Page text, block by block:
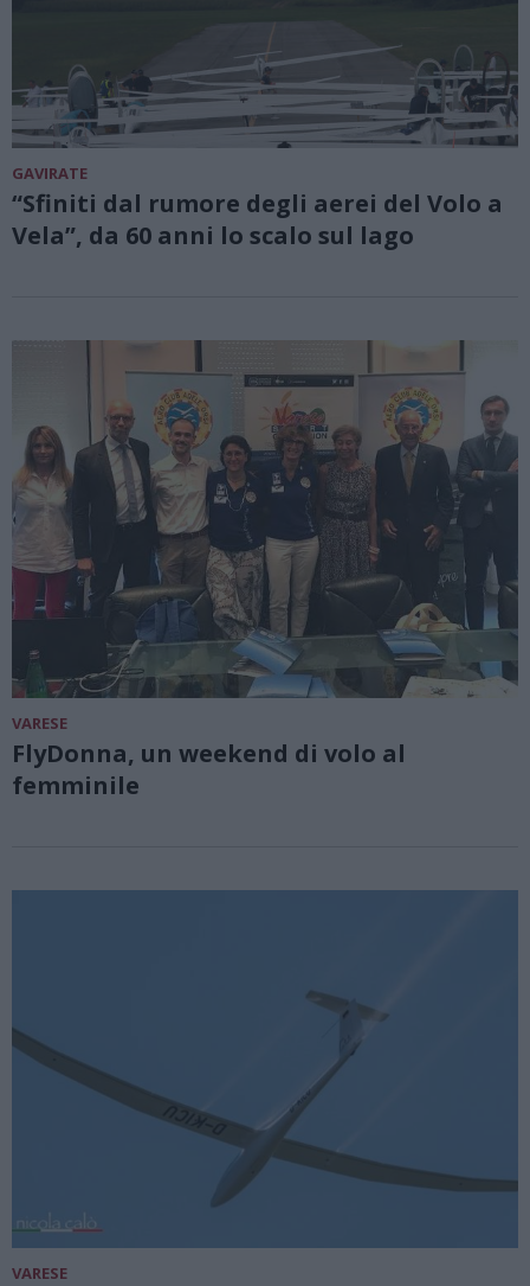
GAVIRATE
“Sfiniti dal rumore degli aerei del Volo a
Vela”, da 60 anni lo scalo sul lago
VARESE
FlyDonna, un weekend di volo al
femminile
VARESE